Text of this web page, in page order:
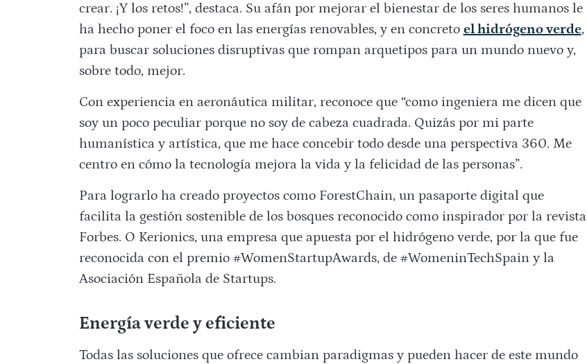
crear. ¡Y los retos!”, destaca. Su afán por mejorar el bienestar de los seres humanos le
ha hecho poner el foco en las energías renovables, y en concreto el hidrógeno verde,
para buscar soluciones disruptivas que rompan arquetipos para un mundo nuevo y,
sobre todo, mejor.
Con experiencia en aeronáutica militar, reconoce que “como ingeniera me dicen que
soy un poco peculiar porque no soy de cabeza cuadrada. Quizás por mi parte
humanística y artística, que me hace concebir todo desde una perspectiva 360. Me
centro en cómo la tecnología mejora la vida y la felicidad de las personas”.
Para lograrlo ha creado proyectos como ForestChain, un pasaporte digital que
facilita la gestión sostenible de los bosques reconocido como inspirador por la revista
Forbes. O Kerionics, una empresa que apuesta por el hidrógeno verde, por la que fue
reconocida con el premio #WomenStartupAwards, de #WomeninTechSpain y la
Asociación Española de Startups.
Energía verde y eficiente
Todas las soluciones que ofrece cambian paradigmas y pueden hacer de este mundo